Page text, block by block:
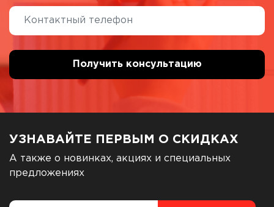
УЗНАВАЙТЕ ПЕРВЫМ О СКИДКАХ
А также о новинках, акциях и специальных
предложениях